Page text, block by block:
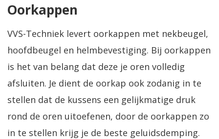
Oorkappen
VVS-Techniek levert oorkappen met nekbeugel,
hoofdbeugel en helmbevestiging. Bij oorkappen
is het van belang dat deze je oren volledig
afsluiten. Je dient de oorkap ook zodanig in te
stellen dat de kussens een gelijkmatige druk
rond de oren uitoefenen, door de oorkappen zo
in te stellen krijg je de beste geluidsdemping.